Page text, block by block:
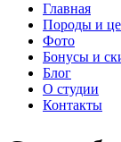
Главная
Породы и
Фото
Бонусы и
Блог
О студии
Контакты